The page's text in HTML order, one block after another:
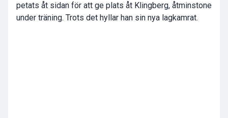
petats åt sidan för att ge plats åt Klingberg, åtminstone
under träning. Trots det hyllar han sin nya lagkamrat.